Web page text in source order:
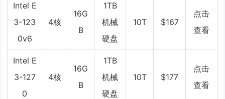
Intel E
3-123
0v6
4核
16G
B
1TB
机械
硬盘
10T $167
点击
查看
Intel E
3-127
0
4核
16G
B
1TB
机械
硬盘
10T $177
点击
查看